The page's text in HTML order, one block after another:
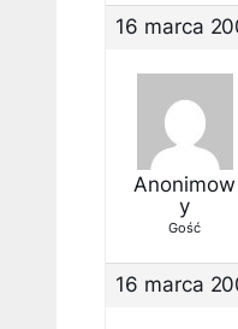
16 marca
Anonimow
y
Gość
16 marca